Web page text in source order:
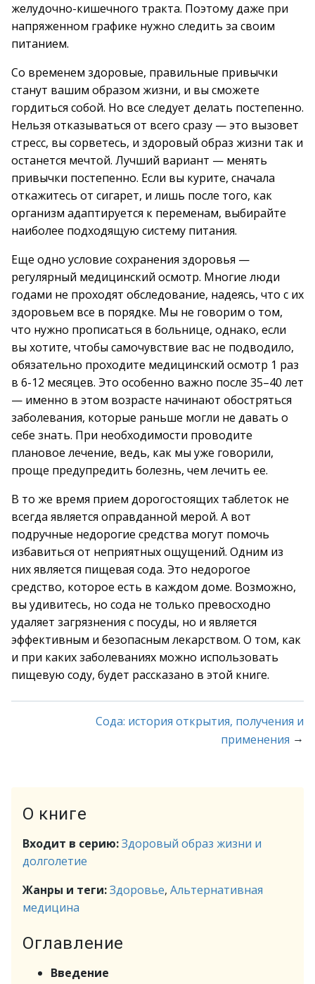
желудочно-кишечного тракта. Поэтому даже при
напряженном графике нужно следить за своим
питанием.
Со временем здоровые, правильные привычки
станут вашим образом жизни, и вы сможете
гордиться собой. Но все следует делать постепенно.
Нельзя отказываться от всего сразу — это вызовет
стресс, вы сорветесь, и здоровый образ жизни так и
останется мечтой. Лучший вариант — менять
привычки постепенно. Если вы курите, сначала
откажитесь от сигарет, и лишь после того, как
организм адаптируется к переменам, выбирайте
наиболее подходящую систему питания.
Еще одно условие сохранения здоровья —
регулярный медицинский осмотр. Многие люди
годами не проходят обследование, надеясь, что с их
здоровьем все в порядке. Мы не говорим о том,
что нужно прописаться в больнице, однако, если
вы хотите, чтобы самочувствие вас не подводило,
обязательно проходите медицинский осмотр 1 раз
в 6-12 месяцев. Это особенно важно после 35–40 лет
— именно в этом возрасте начинают обостряться
заболевания, которые раньше могли не давать о
себе знать. При необходимости проводите
плановое лечение, ведь, как мы уже говорили,
проще предупредить болезнь, чем лечить ее.
В то же время прием дорогостоящих таблеток не
всегда является оправданной мерой. А вот
подручные недорогие средства могут помочь
избавиться от неприятных ощущений. Одним из
них является пищевая сода. Это недорогое
средство, которое есть в каждом доме. Возможно,
вы удивитесь, но сода не только превосходно
удаляет загрязнения с посуды, но и является
эффективным и безопасным лекарством. О том, как
и при каких заболеваниях можно использовать
пищевую соду, будет рассказано в этой книге.
Сода: история открытия, получения и
применения →
О книге
Входит в серию:Здоровый образ жизни и
долголетие
Жанры и теги:Здоровье, Альтернативная
медицина
Оглавление
Введение